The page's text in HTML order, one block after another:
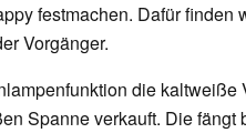
festmachen. Dafür finden
Vorgänger.
die kaltweiße
Spanne verkauft. Die fängt